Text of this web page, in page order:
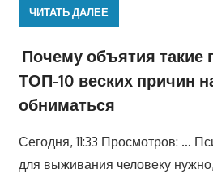
ЧИТАТЬ ДАЛЕЕ
Почему объятия такие
ТОП-10 веских причин
обниматься
Сегодня, 11:33 Просмотров: …
для выживания человеку